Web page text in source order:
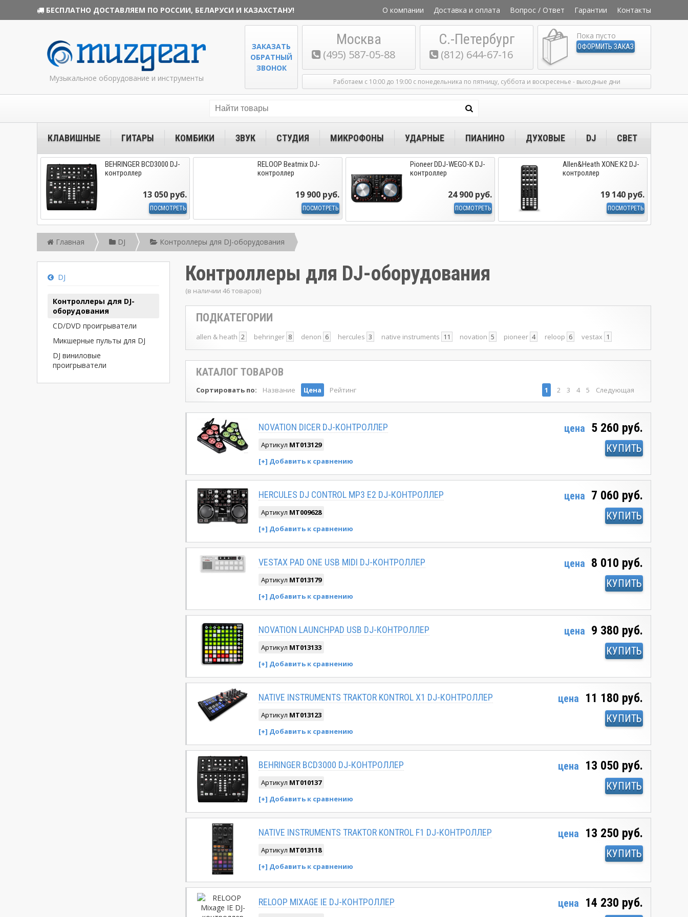
БЕСПЛАТНО ДОСТАВЛЯЕМ ПО РОССИИ, БЕЛАРУСИ И КАЗАХСТАНУ! О компании Доставка и оплата Вопрос / Ответ Гарантии Контакты
Музыкальное оборудование и инструменты
Москва
(495) 587-05-88
С.-Петербург
(812) 644-67-16
ЗАКАЗАТЬ
ОБРАТНЫЙ
ЗВОНОК
Пока пусто
ОФОРМИТЬ ЗАКАЗ
Работаем с 10:00 до 19:00 с понедельника по пятницу, суббота и воскресенье - выходные дни
КЛАВИШНЫЕ ГИТАРЫ КОМБИКИ ЗВУК СТУДИЯ МИКРОФОНЫ УДАРНЫЕ ПИАНИНО ДУХОВЫЕ DJ СВЕТ
BEHRINGER BCD3000 DJ-
контроллер
13 050 руб.
ПОСМОТРЕТЬ
RELOOP Beatmix DJ-
контроллер
19 900 руб.
ПОСМОТРЕТЬ
Pioneer DDJ-WEGO-K DJ-
контроллер
24 900 руб.
ПОСМОТРЕТЬ
Allen&Heath XONE:K2 DJ-
контроллер
19 140 руб.
ПОСМОТРЕТЬ
Главная DJ Контроллеры для DJ-оборудования
DJ
Контроллеры для DJ-
оборудования
CD/DVD проигрыватели
Микшерные пульты для DJ
DJ виниловые
проигрыватели
Контроллеры для DJ-оборудования
(в наличии 46 товаров)
ПОДКАТЕГОРИИ
allen & heath 2 behringer 8 denon 6 hercules 3 native instruments 11 novation 5 pioneer 4 reloop 6 vestax 1
КАТАЛОГ ТОВАРОВ
Сортировать по: Название Цена Рейтинг 1 2 3 4 5 Следующая
NOVATION DICER DJ-КОНТРОЛЛЕР
Артикул MT013129
цена 5 260 руб.
КУПИТЬ
HERCULES DJ CONTROL MP3 E2 DJ-КОНТРОЛЛЕР
Артикул MT009628
цена 7 060 руб.
КУПИТЬ
VESTAX PAD ONE USB MIDI DJ-КОНТРОЛЛЕР
Артикул MT013179
цена 8 010 руб.
КУПИТЬ
NOVATION LAUNCHPAD USB DJ-КОНТРОЛЛЕР
Артикул MT013133
цена 9 380 руб.
КУПИТЬ
NATIVE INSTRUMENTS TRAKTOR KONTROL X1 DJ-КОНТРОЛЛЕР
Артикул MT013123
цена 11 180 руб.
КУПИТЬ
BEHRINGER BCD3000 DJ-КОНТРОЛЛЕР
Артикул MT010137
цена 13 050 руб.
КУПИТЬ
NATIVE INSTRUMENTS TRAKTOR KONTROL F1 DJ-КОНТРОЛЛЕР
Артикул MT013118
цена 13 250 руб.
КУПИТЬ
RELOOP MIXAGE IE DJ-КОНТРОЛЛЕР цена 14 230 руб.